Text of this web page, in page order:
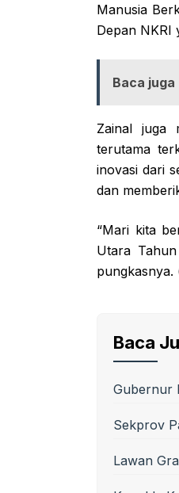
Manusia
Depan NKRI
Baca juga
Zainal juga
terutama
inovasi dari
dan
“Mari kita
Utara
pungkasnya.
Baca
Gubernur
Sekprov
Lawan